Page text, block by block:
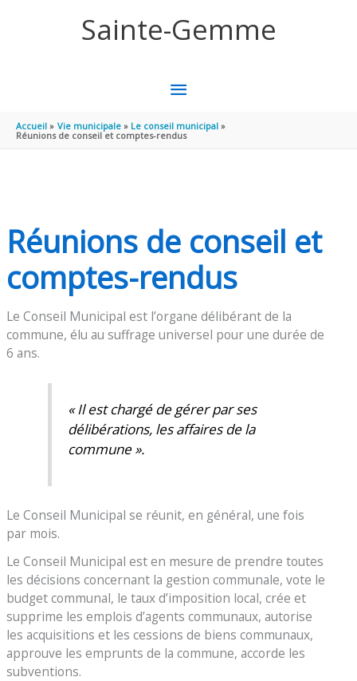
Sainte-Gemme
MENU
PRINCIPAL
Accueil Vie municipale
Le conseil municipal
Réunions de conseil et comptes-rendus
Réunions de conseil et
comptes-rendus
Le Conseil Municipal est l’organe délibérant de la
commune, élu au suffrage universel pour une durée de
6 ans.
« Il est chargé de gérer par ses
délibérations, les affaires de la
commune ».
Le Conseil Municipal se réunit, en général, une fois
par mois.
Le Conseil Municipal est en mesure de prendre toutes
les décisions concernant la gestion communale, vote le
budget communal, le taux d’imposition local, crée et
supprime les emplois d’agents communaux, autorise
les acquisitions et les cessions de biens communaux,
approuve les emprunts de la commune, accorde les
subventions.